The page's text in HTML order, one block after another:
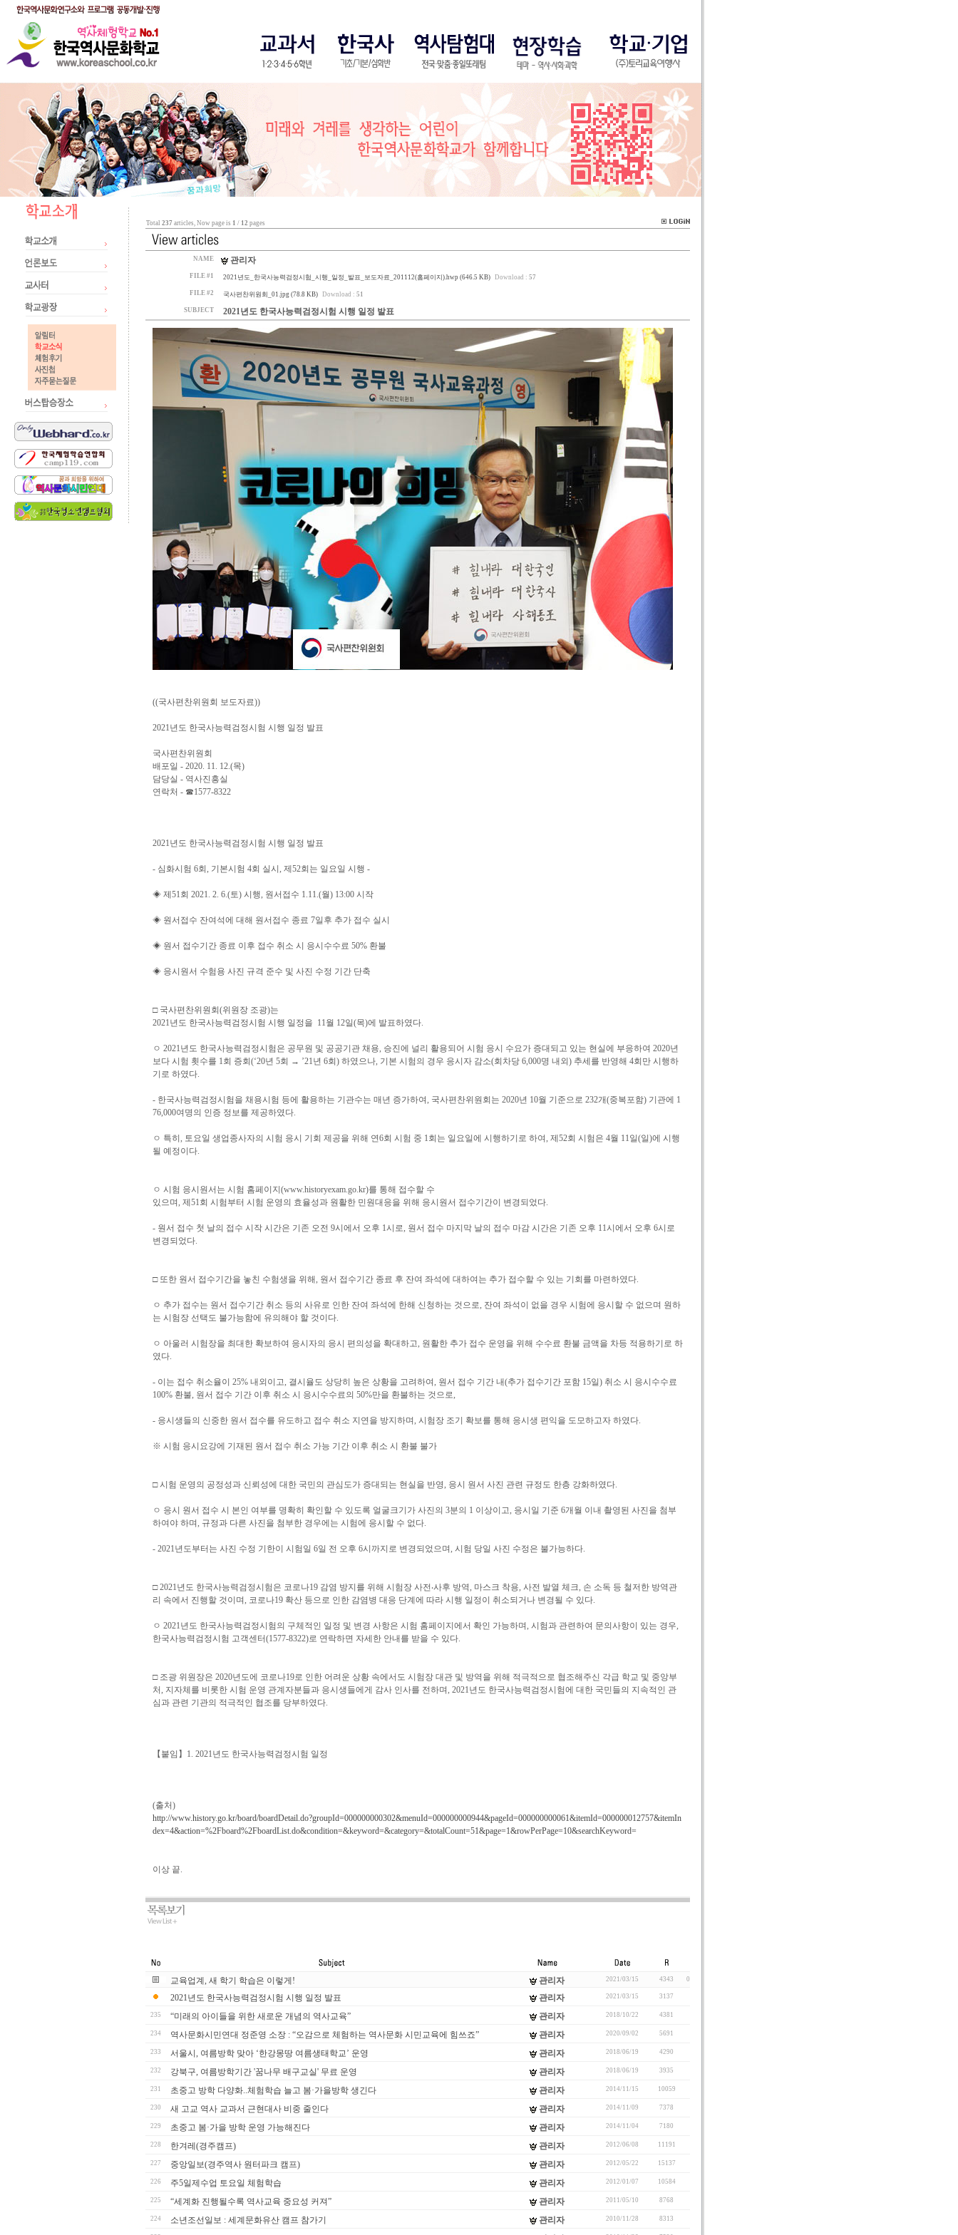
Total 237articles, Now page is 1 / 12 pages
NAME 관리자
FILE #1 2021년도_한국사능력검정시험_시행_일정_발표_보도자료_201112(홈페이지).hwp (646.5 KB) Download : 57
FILE #2 국사편찬위원회_01.jpg (78.8 KB) Download : 51
SUBJECT 2021년도 한국사능력검정시험 시행 일정 발표
((국사편찬위원회 보도자료))
2021년도 한국사능력검정시험 시행 일정 발표
국사편찬위원회
배포일 - 2020. 11. 12.(목)
담당실 - 역사진흥실
연락처 - ☎1577-8322
2021년도 한국사능력검정시험 시행 일정 발표
- 심화시험 6회, 기본시험 4회 실시, 제52회는 일요일 시행 -
◈ 제51회 2021. 2. 6.(토) 시행, 원서접수 1.11.(월) 13:00 시작
◈ 원서접수 잔여석에 대해 원서접수 종료 7일후 추가 접수 실시
◈ 원서 접수기간 종료 이후 접수 취소 시 응시수수료 50% 환불
◈ 응시원서 수험용 사진 규격 준수 및 사진 수정 기간 단축
□ 국사편찬위원회(위원장 조광)는
2021년도 한국사능력검정시험 시행 일정을 11월 12일(목)에 발표하였다.
ㅇ 2021년도 한국사능력검정시험은 공무원 및 공공기관 채용, 승진에 널리 활용되어 시험 응시 수요가 증대되고 있는 현실에 부응하여 2020년
보다 시험 횟수를 1회 증회(‘20년 5회 → ’21년 6회) 하였으나, 기본 시험의 경우 응시자 감소(회차당 6,000명 내외) 추세를 반영해 4회만 시행하
기로 하였다.
- 한국사능력검정시험을 채용시험 등에 활용하는 기관수는 매년 증가하여, 국사편찬위원회는 2020년 10월 기준으로 232개(중복포함) 기관에 1
76,000여명의 인증 정보를 제공하였다.
ㅇ 특히, 토요일 생업종사자의 시험 응시 기회 제공을 위해 연6회 시험 중 1회는 일요일에 시행하기로 하여, 제52회 시험은 4월 11일(일)에 시행
될 예정이다.
ㅇ 시험 응시원서는 시험 홈페이지(www.historyexam.go.kr)를 통해 접수할 수
있으며, 제51회 시험부터 시험 운영의 효율성과 원활한 민원대응을 위해 응시원서 접수기간이 변경되었다.
- 원서 접수 첫 날의 접수 시작 시간은 기존 오전 9시에서 오후 1시로, 원서 접수 마지막 날의 접수 마감 시간은 기존 오후 11시에서 오후 6시로
변경되었다.
□ 또한 원서 접수기간을 놓친 수험생을 위해, 원서 접수기간 종료 후 잔여 좌석에 대하여는 추가 접수할 수 있는 기회를 마련하였다.
ㅇ 추가 접수는 원서 접수기간 취소 등의 사유로 인한 잔여 좌석에 한해 신청하는 것으로, 잔여 좌석이 없을 경우 시험에 응시할 수 없으며 원하
는 시험장 선택도 불가능함에 유의해야 할 것이다.
ㅇ 아울러 시험장을 최대한 확보하여 응시자의 응시 편의성을 확대하고, 원활한 추가 접수 운영을 위해 수수료 환불 금액을 차등 적용하기로 하
였다.
- 이는 접수 취소율이 25% 내외이고, 결시율도 상당히 높은 상황을 고려하여, 원서 접수 기간 내(추가 접수기간 포함 15일) 취소 시 응시수수료
100% 환불, 원서 접수 기간 이후 취소 시 응시수수료의 50%만을 환불하는 것으로,
- 응시생들의 신중한 원서 접수를 유도하고 접수 취소 지연을 방지하며, 시험장 조기 확보를 통해 응시생 편익을 도모하고자 하였다.
※ 시험 응시요강에 기재된 원서 접수 취소 가능 기간 이후 취소 시 환불 불가
□ 시험 운영의 공정성과 신뢰성에 대한 국민의 관심도가 증대되는 현실을 반영, 응시 원서 사진 관련 규정도 한층 강화하였다.
ㅇ 응시 원서 접수 시 본인 여부를 명확히 확인할 수 있도록 얼굴크기가 사진의 3분의 1 이상이고, 응시일 기준 6개월 이내 촬영된 사진을 첨부
하여야 하며, 규정과 다른 사진을 첨부한 경우에는 시험에 응시할 수 없다.
- 2021년도부터는 사진 수정 기한이 시험일 6일 전 오후 6시까지로 변경되었으며, 시험 당일 사진 수정은 불가능하다.
□ 2021년도 한국사능력검정시험은 코로나19 감염 방지를 위해 시험장 사전‧사후 방역, 마스크 착용, 사전 발열 체크, 손 소독 등 철저한 방역관
리 속에서 진행할 것이며, 코로나19 확산 등으로 인한 감염병 대응 단계에 따라 시행 일정이 취소되거나 변경될 수 있다.
ㅇ 2021년도 한국사능력검정시험의 구체적인 일정 및 변경 사항은 시험 홈페이지에서 확인 가능하며, 시험과 관련하여 문의사항이 있는 경우,
한국사능력검정시험 고객센터(1577-8322)로 연락하면 자세한 안내를 받을 수 있다.
□ 조광 위원장은 2020년도에 코로나19로 인한 어려운 상황 속에서도 시험장 대관 및 방역을 위해 적극적으로 협조해주신 각급 학교 및 중앙부
처, 지자체를 비롯한 시험 운영 관계자분들과 응시생들에게 감사 인사를 전하며, 2021년도 한국사능력검정시험에 대한 국민들의 지속적인 관
심과 관련 기관의 적극적인 협조를 당부하였다.
【붙임】1. 2021년도 한국사능력검정시험 일정
(출처)
http://www.history.go.kr/board/boardDetail.do?groupId=000000000302&menuId=000000000944&pageId=000000000061&itemId=000000012757&itemIn
dex=4&action=%2Fboard%2FboardList.do&condition=&keyword=&category=&totalCount=51&page=1&rowPerPage=10&searchKeyword=
이상 끝.
교육업계, 새 학기 학습은 이렇게! 관리자 2021/03/15 4343 0
2021년도 한국사능력검정시험 시행 일정 발표 관리자 2021/03/15 3137
235 “미래의 아이들을 위한 새로운 개념의 역사교육” 관리자 2018/10/22 4381
234 역사문화시민연대 정준영 소장 : “오감으로 체험하는 역사문화 시민교육에 힘쓰죠” 관리자 2020/09/02 5691
233 서울시, 여름방학 맞아 ‘한강몽땅 여름생태학교’ 운영 관리자 2018/06/19 4290
232 강북구, 여름방학기간 '꿈나무 배구교실' 무료 운영 관리자 2018/06/19 3935
231 초중고 방학 다양화..체험학습 늘고 봄·가을방학 생긴다 관리자 2014/11/15 10059
230 새 고교 역사 교과서 근현대사 비중 줄인다 관리자 2014/11/09 7378
229 초중고 봄·가을 방학 운영 가능해진다 관리자 2014/11/04 7180
228 한겨레(경주캠프) 관리자 2012/06/08 11191
227 중앙일보(경주역사 원터파크 캠프) 관리자 2012/05/22 15137
226 주5일제수업 토요일 체험학습 관리자 2012/01/07 10584
225 “세계화 진행될수록 역사교육 중요성 커져” 관리자 2011/05/10 8768
224 소년조선일보 : 세계문화유산 캠프 참가기 관리자 2010/11/28 8313